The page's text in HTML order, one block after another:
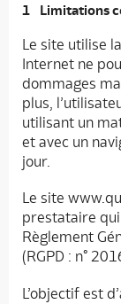
Limitations
Le site utilise
Internet ne
dommages
plus,
utilisant un
et avec un
jour.
Le site
prestataire
Règlement
(RGPD : n°
L’objectif est